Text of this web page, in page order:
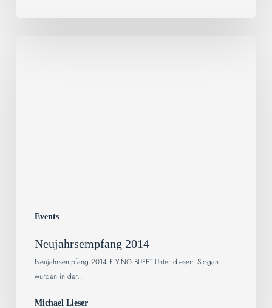
Events
Neujahrsempfang 2014
Neujahrsempfang 2014 FLYING BUFET Unter diesem Slogan
wurden in der…
Michael Lieser